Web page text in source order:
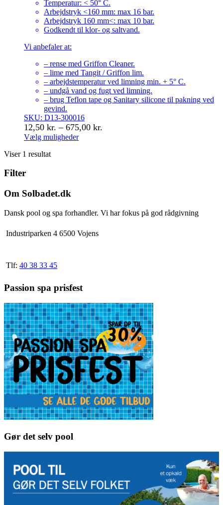
Temperatur: < 50° C.
Arbejdstryk <160 mm: max 16 bar.
Arbejdstryk 160 mm<: max 10 bar.
Godkendt til klor- og saltvand.
Vi anbefaler at:
– rense med Griffon Cleaner.
– lime med Tangit / Griffon lim.
– arbejdstemperatur ved limning min. + 5° C.
– undgå vand og fugt ved limning.
– brug Teflon tape og Sanitary silicone til pakning ved
gevind.
SKU: D13-300016
12,50 kr. – 675,00 kr.
Vælg muligheder
vare
flere
Mulighederne
kan
vælges
på
Viser 1 resultat
Filter
Om Solbadet.dk
Dansk pool og spa forhandler. Vi har fokus på god rådgivning
Industriparken 4 6500 Vojens
Tlf: 40 38 33 45
Passion spa prisfest
Gør det selv pool